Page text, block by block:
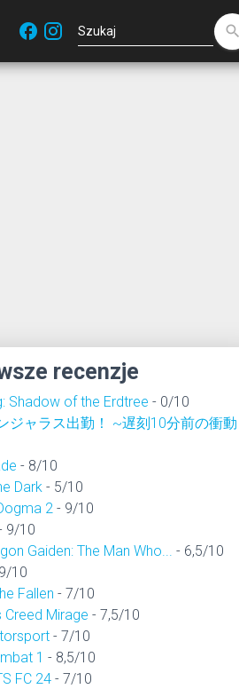
facebook search
recenzje
Shadow of the Erdtree - 0/10
ジャラス出勤！ ~遅刻10分前の衝動
- 8/10
Dark - 5/10
2 - 9/10
9/10
Gaiden: The Man Who... - 6,5/10
10
Fallen - 7/10
Creed Mirage - 7,5/10
- 7/10
1 - 8,5/10
FC 24 - 7/10